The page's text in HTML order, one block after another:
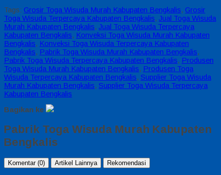
Tags: Grosir Toga Wisuda Murah Kabupaten Bengkalis, Grosir
Toga Wisuda Terpercaya Kabupaten Bengkalis, Jual Toga Wisuda
Murah Kabupaten Bengkalis, Jual Toga Wisuda Terpercaya
Kabupaten Bengkalis, Konveksi Toga Wisuda Murah Kabupaten
Bengkalis, Konveksi Toga Wisuda Terpercaya Kabupaten
Bengkalis, Pabrik Toga Wisuda Murah Kabupaten Bengkalis,
Pabrik Toga Wisuda Terpercaya Kabupaten Bengkalis, Produsen
Toga Wisuda Murah Kabupaten Bengkalis, Produsen Toga
Wisuda Terpercaya Kabupaten Bengkalis, Supplier Toga Wisuda
Murah Kabupaten Bengkalis, Supplier Toga Wisuda Terpercaya
Kabupaten Bengkalis
Bagikan ke
Pabrik Toga Wisuda Murah Kabupaten
Bengkalis
Komentar (0) Artikel Lainnya Rekomendasi